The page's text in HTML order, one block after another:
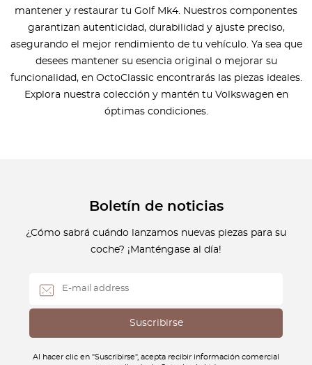
mantener y restaurar tu Golf Mk4. Nuestros componentes
garantizan autenticidad, durabilidad y ajuste preciso,
asegurando el mejor rendimiento de tu vehículo. Ya sea que
desees mantener su esencia original o mejorar su
funcionalidad, en OctoClassic encontrarás las piezas ideales.
Explora nuestra colección y mantén tu Volkswagen en
óptimas condiciones.
Boletín de noticias
¿Cómo sabrá cuándo lanzamos nuevas piezas para su
coche? ¡Manténgase al día!
Al hacer clic en "Suscribirse", acepta recibir información comercial